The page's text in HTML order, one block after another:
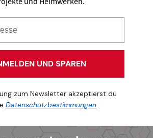
UND SPAREN
zum Newsletter akzeptierst du
Datenschutzbestimmungen